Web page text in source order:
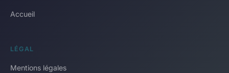
Accueil
LÉGAL
Mentions légales